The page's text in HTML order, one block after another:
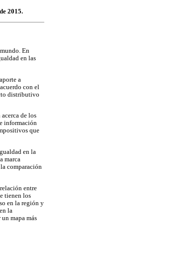
2015.
En
en las
a
con el
distributivo
de los
información
que
en la
marca
comparación
entre
tienen los
en la región y
la
mapa más